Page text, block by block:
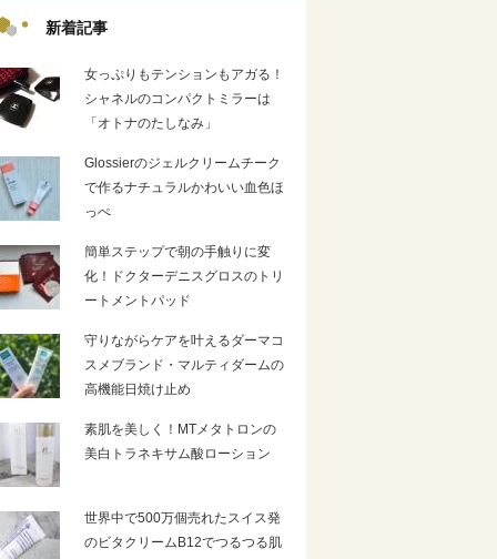
新着記事
女っぷりもテンションもアガる！
シャネルのコンパクトミラーは
「オトナのたしなみ」
Glossierのジェルクリームチーク
で作るナチュラルかわいい血色ほ
っぺ
簡単ステップで朝の手触りに変
化！ドクターデニスグロスのトリ
ートメントパッド
守りながらケアを叶えるダーマコ
スメブランド・マルティダームの
高機能日焼け止め
素肌を美しく！MTメタトロンの
美白トラネキサム酸ローション
世界中で500万個売れたスイス発
のビタクリームB12でつるつる肌